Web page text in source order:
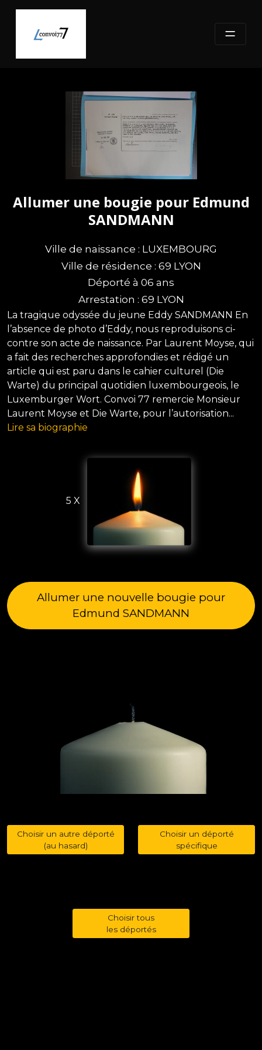
content
Allumer une bougie pour Edmund
SANDMANN
Ville de naissance : LUXEMBOURG
Ville de résidence : 69 LYON
Déporté à 06 ans
Arrestation : 69 LYON
La tragique odyssée du jeune Eddy SANDMANN En
l’absence de photo d’Eddy, nous reproduisons ci-
contre son acte de naissance. Par Laurent Moyse, qui
a fait des recherches approfondies et rédigé un
article qui est paru dans le cahier culturel (Die
Warte) du principal quotidien luxembourgeois, le
Luxemburger Wort. Convoi 77 remercie Monsieur
Laurent Moyse et Die Warte, pour l’autorisation...
Lire sa biographie
5 X
Allumer une nouvelle bougie pour
Edmund SANDMANN
Choisir un autre déporté
(au hasard)
Choisir un déporté
spécifique
Choisir tous
les déportés